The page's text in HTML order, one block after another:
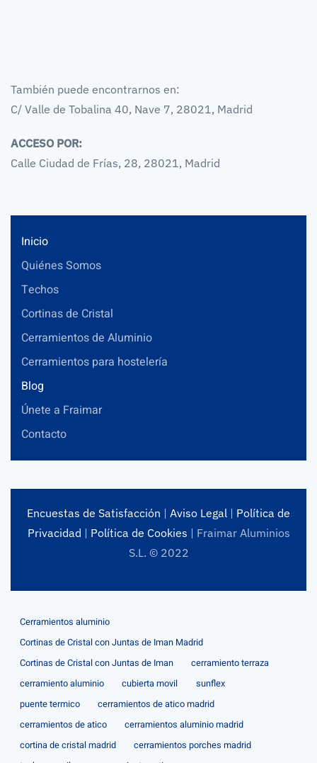
También puede encontrarnos en:
C/ Valle de Tobalina 40, Nave 7, 28021, Madrid
ACCESO POR:
Calle Ciudad de Frías, 28, 28021, Madrid
Inicio
Quiénes Somos
Techos
Cortinas de Cristal
Cerramientos de Aluminio
Cerramientos para hostelería
Blog
Únete a Fraimar
Contacto
Encuestas de Satisfacción | Aviso Legal | Política de
Privacidad | Política de Cookies | Fraimar Aluminios
S.L. © 2022
Cerramientos aluminio
Cortinas de Cristal con Juntas de Iman Madrid
Cortinas de Cristal con Juntas de Iman
cerramiento terraza
cerramiento aluminio
cubierta movil
sunflex
puente termico
cerramientos de atico madrid
cerramientos de atico
cerramientos aluminio madrid
cortina de cristal madrid
cerramientos porches madrid